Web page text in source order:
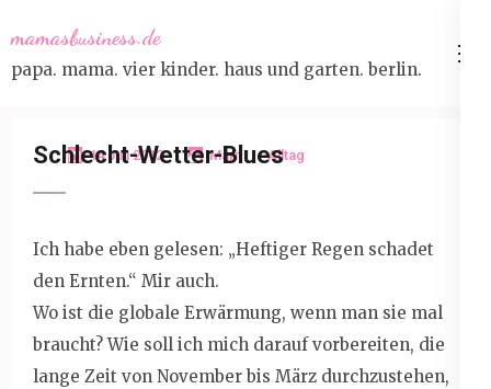
to
content
Enter)
mamasbusiness.de
papa. mama. vier kinder. haus und garten. berlin.
14 Juli 2012 Marit Alltag
Schlecht-Wetter-Blues
Ich habe eben gelesen: „Heftiger Regen schadet
den Ernten.“ Mir auch.
Wo ist die globale Erwärmung, wenn man sie mal
braucht? Wie soll ich mich darauf vorbereiten, die
lange Zeit von November bis März durchzustehen,